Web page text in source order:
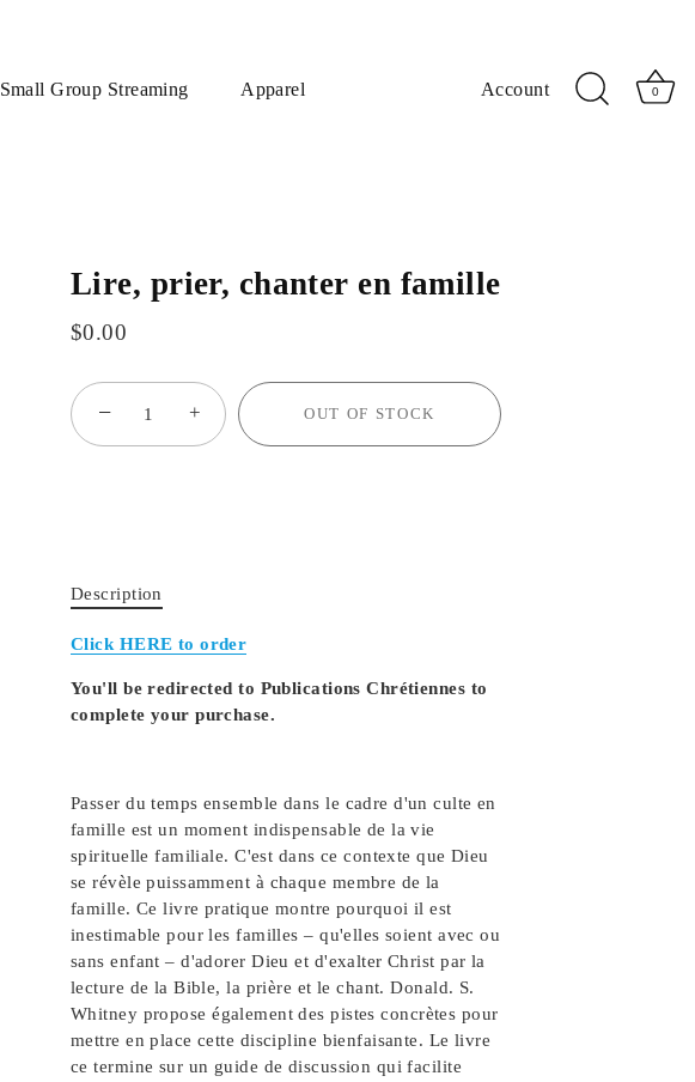
Small Group Streaming Apparel Account 0
Lire, prier, chanter en famille
$0.00
− + OUT OF STOCK
Description
Click HERE to order
You'll be redirected to Publications Chrétiennes to
complete your purchase.
Passer du temps ensemble dans le cadre d'un culte en
famille est un moment indispensable de la vie
spirituelle familiale. C'est dans ce contexte que Dieu
se révèle puissamment à chaque membre de la
famille. Ce livre pratique montre pourquoi il est
inestimable pour les familles – qu'elles soient avec ou
sans enfant – d'adorer Dieu et d'exalter Christ par la
lecture de la Bible, la prière et le chant. Donald. S.
Whitney propose également des pistes concrètes pour
mettre en place cette discipline bienfaisante. Le livre
ce termine sur un guide de discussion qui facilite